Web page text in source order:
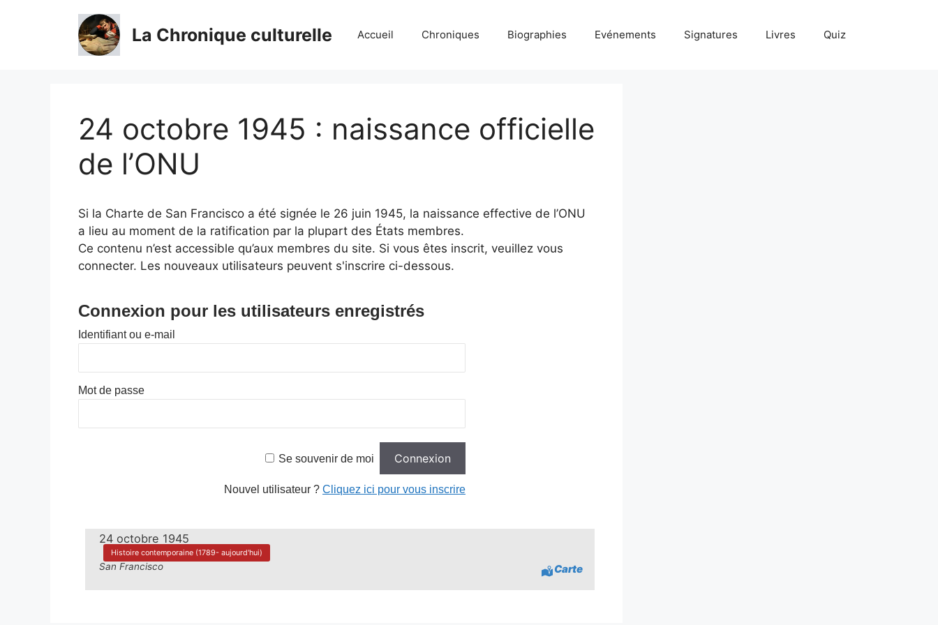
La Chronique culturelle Accueil Chroniques Biographies Evénements Signatures Livres Quiz
24 octobre 1945 : naissance officielle
de l’ONU
Si la Charte de San Francisco a été signée le 26 juin 1945, la naissance effective de l’ONU
a lieu au moment de la ratification par la plupart des États membres.
Ce contenu n’est accessible qu’aux membres du site. Si vous êtes inscrit, veuillez vous
connecter. Les nouveaux utilisateurs peuvent s'inscrire ci-dessous.
Connexion pour les utilisateurs enregistrés
Identifiant ou e-mail
Mot de passe
Se souvenir de moi
Nouvel utilisateur ? Cliquez ici pour vous inscrire
24 octobre 1945
Histoire contemporaine (1789- aujourd'hui)
San Francisco Carte